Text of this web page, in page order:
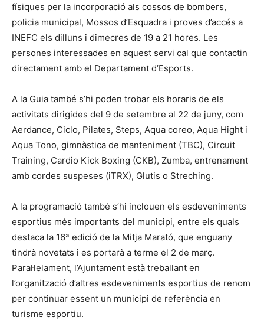
físiques per la incorporació als cossos de bombers,
policia municipal, Mossos d’Esquadra i proves d’accés a
INEFC els dilluns i dimecres de 19 a 21 hores. Les
persones interessades en aquest servi cal que contactin
directament amb el Departament d’Esports.
A la Guia també s’hi poden trobar els horaris de els
activitats dirigides del 9 de setembre al 22 de juny, com
Aerdance, Ciclo, Pilates, Steps, Aqua coreo, Aqua Hight i
Aqua Tono, gimnàstica de manteniment (TBC), Circuit
Training, Cardio Kick Boxing (CKB), Zumba, entrenament
amb cordes suspeses (iTRX), Glutis o Streching.
A la programació també s’hi inclouen els esdeveniments
esportius més importants del municipi, entre els quals
destaca la 16ª edició de la Mitja Marató, que enguany
tindrà novetats i es portarà a terme el 2 de març.
Paral·lelament, l’Ajuntament està treballant en
l’organització d’altres esdeveniments esportius de renom
per continuar essent un municipi de referència en
turisme esportiu.